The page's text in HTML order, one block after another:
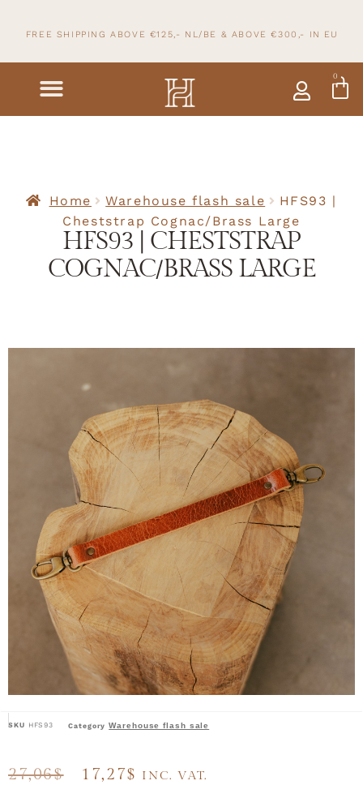
FREE SHIPPING ABOVE €125,- NL/BE & ABOVE €300,- IN EU
0
Home Warehouse flash sale
HFS93 |
Cheststrap Cognac/Brass Large
HFS93 | CHESTSTRAP
COGNAC/BRASS LARGE
SKU HFS93 Category Warehouse flash sale
27,06$ 17,27$ INC. VAT.